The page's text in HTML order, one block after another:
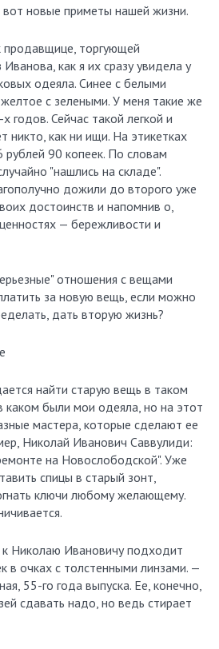
новые приметы нашей жизни.
торгующей
как я их сразу увидела у
одеяла. Синее с белыми
с зелеными. У меня такие же
годов. Сейчас такой легкой и
никто, как ни ищи. На этикетках
рублей 90 копеек. По словам
"нашлись на складе".
дожили до второго уже
достоинств и напомнив о,
— бережливости и
отношения с вещами
за новую вещь, если можно
дать вторую жизнь?
найти старую вещь в таком
каком были мои одеяла, но на этот
мастера, которые сделают ее
Николай Иванович Саввулиди:
на Новослободской". Уже
спицы в старый зонт,
ключи любому желающему.
Николаю Ивановичу подходит
в очках с толстенными линзами. —
55-го года выпуска. Ее, конечно,
сдавать надо, но ведь стирает